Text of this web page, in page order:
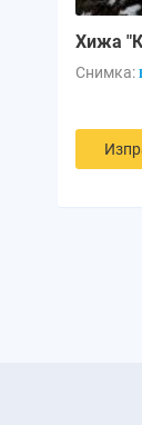
Хижа
Снимка: